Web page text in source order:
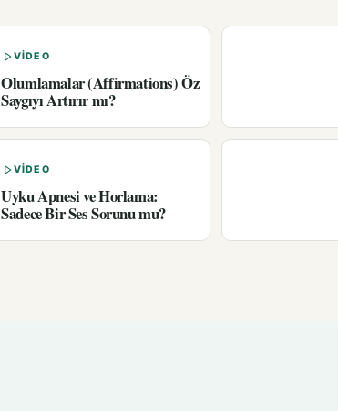
VIDEO
Olumlamalar (Affirmations) Öz
Saygıyı Artırır mı?
VIDEO
Uyku Apnesi ve Horlama:
Sadece Bir Ses Sorunu mu?